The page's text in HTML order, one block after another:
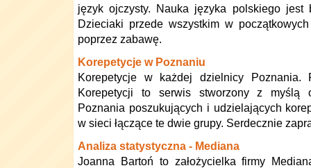
język ojczysty. Nauka języka polskiego jest
Dzieciaki przede wszystkim w
poprzez zabawę.
Korepetycje w Poznaniu
Korepetycje w każdej dzielnicy Poznania.
Korepetycji to serwis stworzony z myślą
Poznania poszukujących i udzielających
w sieci łączące te dwie grupy. Serdecznie
Analiza statystyczna - Mediana
Joanna Bartoń to założycielka firmy